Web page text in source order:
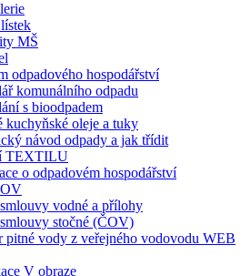
MŠ
odpadového hospodářství
komunálního odpadu
s bioodpadem
kuchyňské oleje a tuky
návod odpady a jak třídit
TEXTILU
o odpadovém hospodářství
vodné a přílohy
stočné (ČOV)
pitné vody z veřejného vodovodu WEB
V obraze